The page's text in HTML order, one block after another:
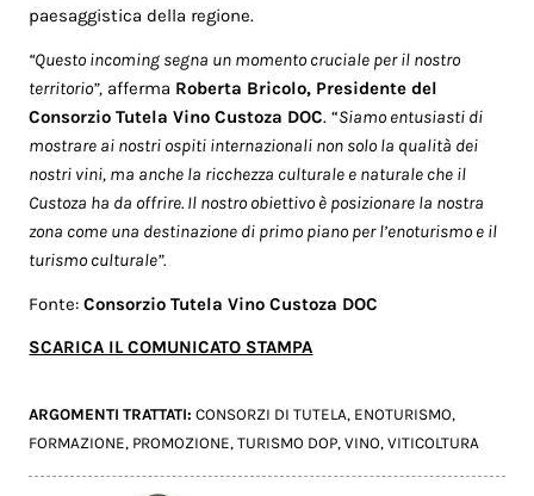
paesaggistica della regione.
“Questo incoming segna un momento cruciale per il nostro
territorio”, afferma Roberta Bricolo, Presidente del
Consorzio Tutela Vino Custoza DOC. “Siamo entusiasti di
mostrare ai nostri ospiti internazionali non solo la qualità dei
nostri vini, ma anche la ricchezza culturale e naturale che il
Custoza ha da offrire. Il nostro obiettivo è posizionare la nostra
zona come una destinazione di primo piano per l’enoturismo e il
turismo culturale”.
Fonte:Consorzio Tutela Vino Custoza DOC
SCARICA IL COMUNICATO STAMPA
ARGOMENTI TRATTATI:CONSORZI DI TUTELA, ENOTURISMO,
FORMAZIONE, PROMOZIONE,TURISMO DOP,VINO,VITICOLTURA